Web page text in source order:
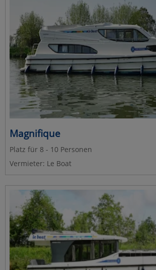
Magnifique
Platz für 8 - 10 Personen
Vermieter: Le Boat